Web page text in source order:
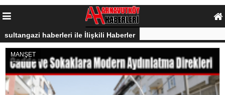
sultangazi haberleri ile İlişkili Haberler
MANŞET